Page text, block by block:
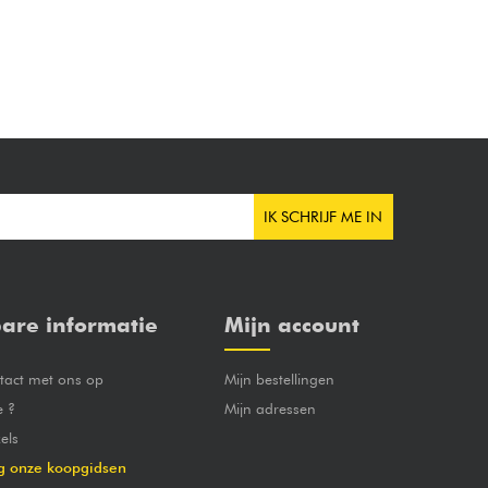
IK SCHRIJF ME IN
informatie
met ons op
?
onze koopgidsen
Mijn account
Mijn bestellingen
Mijn adressen